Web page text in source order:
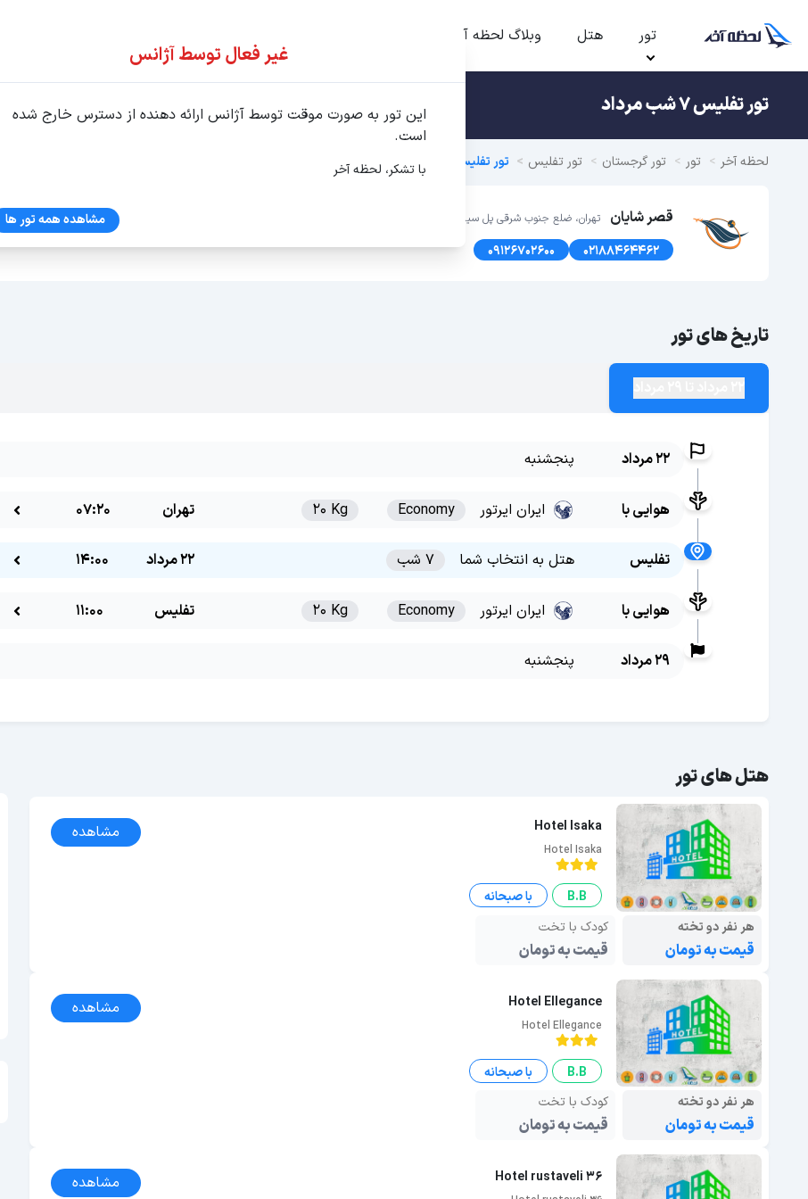
تور هتل وبلاگ لحظه آخر
تور تفلیس 7 شب مرداد
لحظه آخر تور تور گرجستان تور تفلیس تور تفلیس تابستان 1405 7 شب
قصر شایان تهران، ضلع جنوب شرقی پل سیدخندان، پلاک1366 طبقه اول
02188464462
09126702600
تاریخ های تور
22 مرداد پنجشنبه
هوایی با ایران ایرتور Economy
20 Kg تهران 07:20
تفلیس هتل به انتخاب شما 7 شب 22 مرداد 14:00
هوایی با ایران ایرتور Economy
20 Kg تفلیس 11:00
29 مرداد پنجشنبه
هتل های تور
Hotel Isaka
Hotel Isaka
مشاهده
B.B
با صبحانه
هر نفر دو تخته
قیمت به تومان
کودک با تخت
قیمت به تومان
Hotel Ellegance
Hotel Ellegance
مشاهده
B.B
با صبحانه
هر نفر دو تخته
قیمت به تومان
کودک با تخت
قیمت به تومان
Hotel rustaveli 36 مشاهده
غیر فعال توسط آژانس
این تور به صورت موقت توسط آژانس ارائه دهنده از دسترس خارج شده
است.
با تشکر، لحظه آخر
مشاهده همه تور ها